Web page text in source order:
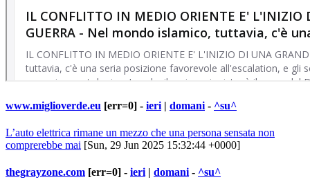
www.miglioverde.eu [err=0] - ieri | domani - ^su^
L’auto elettrica rimane un mezzo che una persona sensata non
comprerebbe mai [Sun, 29 Jun 2025 15:32:44 +0000]
thegrayzone.com [err=0] - ieri | domani - ^su^